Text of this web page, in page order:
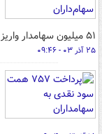
۵۱ میلیون سهامدار واریز شد.
۲۵ آذر ۰۳ - ۰۹:۴۶